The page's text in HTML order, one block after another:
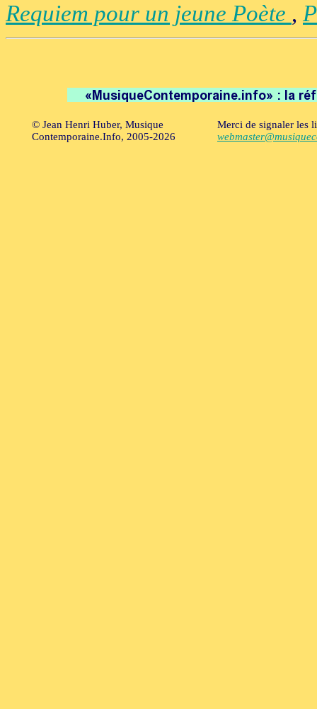
Requiem pour un jeune Poète ,
© Jean Henri Huber, Musique
Contemporaine.Info, 2005-2026
Merci de signaler les